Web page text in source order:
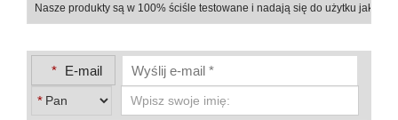
Nasze produkty są w 100% ściśle testowane i nadają się do użytku jako
* E-mail
*